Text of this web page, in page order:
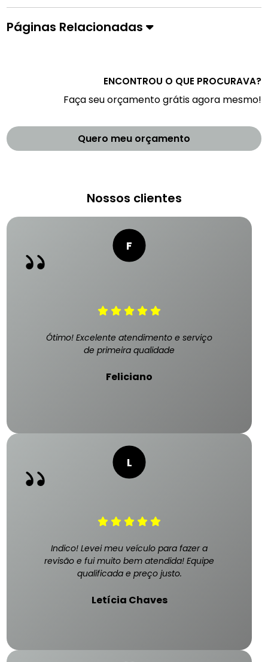
Páginas Relacionadas
ENCONTROU O QUE PROCURAVA?
Faça seu orçamento grátis agora mesmo!
Quero meu orçamento
Nossos clientes
Ótimo! Excelente atendimento e serviço
de primeira qualidade
Feliciano
Indico! Levei meu veículo para fazer a
revisão e fui muito bem atendida! Equipe
qualificada e preço justo.
Letícia Chaves